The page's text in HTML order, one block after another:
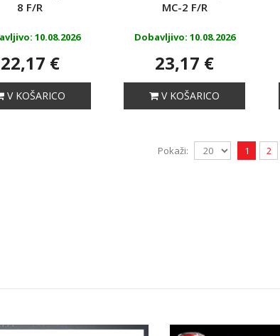
8 F/R
10.08.2026
22,17 €
V KOŠARICO
MC-2 F/R
Dobavljivo: 10.08.2026
23,17 €
V KOŠARICO
1 2
Pokaži: